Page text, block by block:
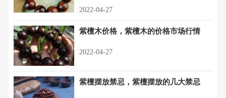
2022-04-27
紫檀木价格，紫檀木的价格市场行情
2022-04-27
紫檀摆放禁忌，紫檀摆放的几大禁忌